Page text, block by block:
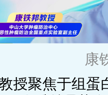
康
授聚焦于组